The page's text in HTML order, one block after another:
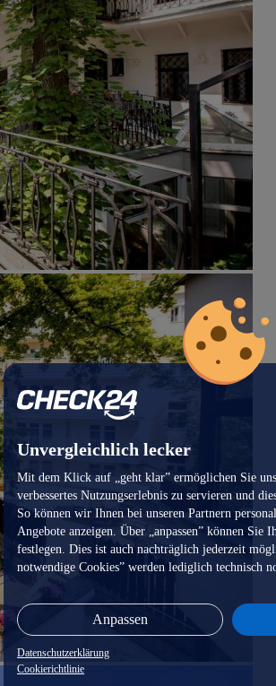
Unvergleichlich lecker
Mit dem Klick auf „geht klar” ermöglichen Sie
verbessertes Nutzungserlebnis zu servieren und
So können wir Ihnen bei unseren Partnern
Angebote anzeigen. Über „anpassen” können Sie
festlegen. Dies ist auch nachträglich jederzeit
notwendige Cookies” werden lediglich technisch
Anpassen
Datenschutzerklärung
Cookierichtlinie